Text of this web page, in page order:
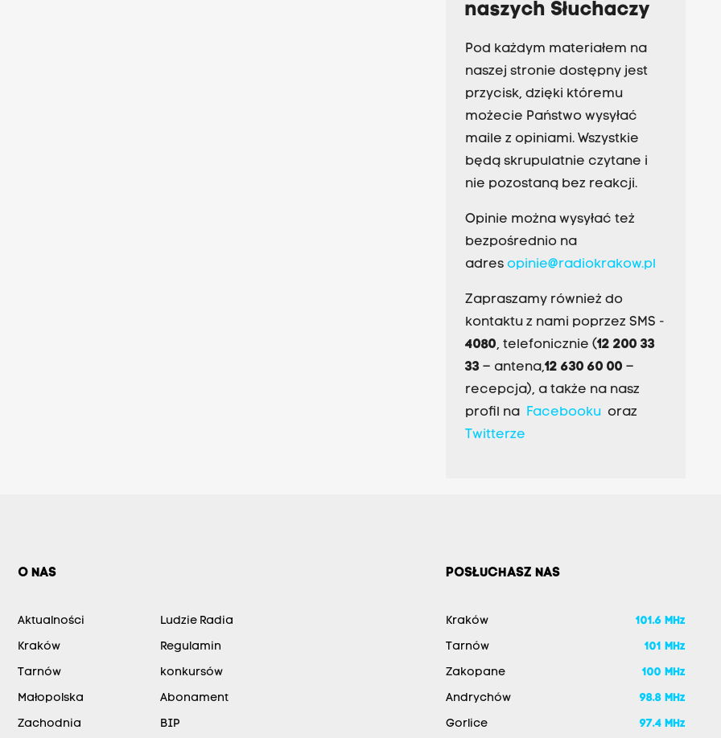
naszych Słuchaczy
Pod każdym materiałem na
naszej stronie dostępny jest
przycisk, dzięki któremu
możecie Państwo wysyłać
maile z opiniami. Wszystkie
będą skrupulatnie czytane i
nie pozostaną bez reakcji.
Opinie można wysyłać też
bezpośrednio na
adres opinie@radiokrakow.pl
Zapraszamy również do
kontaktu z nami poprzez SMS -
4080, telefonicznie (12 200 33
33– antena,12 630 60 00 –
recepcja), a także na nasz
profil na Facebookuoraz
Twitterze
O NAS
Aktualności
Kraków
Tarnów
Małopolska
Zachodnia
Ludzie Radia
Regulamin
konkursów
Abonament
BIP
POSŁUCHASZ NAS
Kraków 101.6 MHz
Tarnów 101 MHz
Zakopane 100 MHz
Andrychów 98.8 MHz
Gorlice 97.4 MHz